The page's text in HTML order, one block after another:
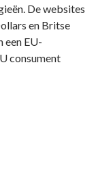
De websites
en Britse
een EU-
consument